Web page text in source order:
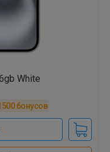
White
бонусов